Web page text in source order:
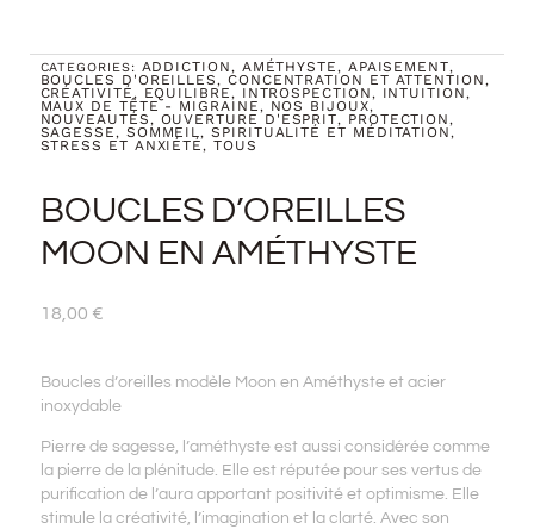
CATEGORIES: ADDICTION, AMÉTHYSTE, APAISEMENT,
BOUCLES D'OREILLES, CONCENTRATION ET ATTENTION,
CRÉATIVITÉ, EQUILIBRE, INTROSPECTION, INTUITION,
MAUX DE TÊTE - MIGRAINE, NOS BIJOUX,
NOUVEAUTÉS, OUVERTURE D'ESPRIT, PROTECTION,
SAGESSE, SOMMEIL,SPIRITUALITÉ ET MÉDITATION,
STRESS ET ANXIÉTÉ, TOUS
BOUCLES D’OREILLES
MOON EN AMÉTHYSTE
18,00 €
Boucles d’oreilles modèle Moon en Améthyste et acier
inoxydable
Pierre de sagesse, l’améthyste est aussi considérée comme
la pierre de la plénitude. Elle est réputée pour ses vertus de
purification de l’aura apportant positivité et optimisme. Elle
stimule la créativité, l’imagination et la clarté. Avec son